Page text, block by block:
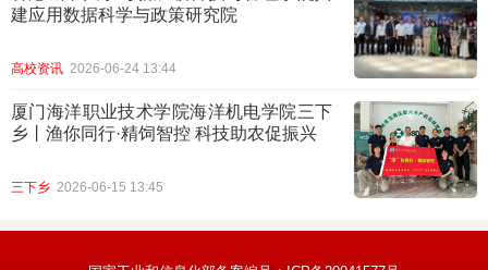
建应用数据科学与政策研究院
高校资讯 2026-06-24 13:44
厦门海洋职业技术学院海洋机电学院三下
乡丨渔你同行·精饲智控 科技助农促振兴
三下乡 2026-06-15 13:45